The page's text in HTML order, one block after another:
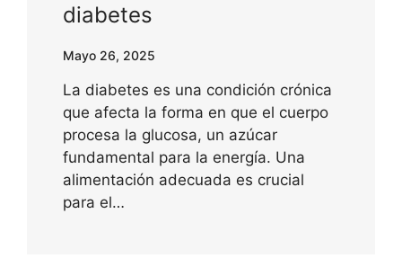
diabetes
Mayo 26, 2025
La diabetes es una condición crónica
que afecta la forma en que el cuerpo
procesa la glucosa, un azúcar
fundamental para la energía. Una
alimentación adecuada es crucial
para el…